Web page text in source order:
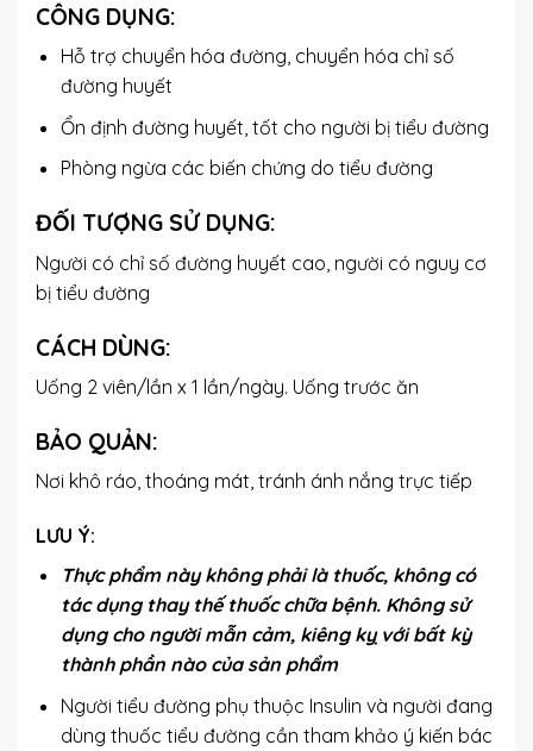
CÔNG DỤNG:
Hỗ trợ chuyển hóa đường, chuyển hóa chỉ số
đường huyết
Ổn định đường huyết, tốt cho người bị tiểu đường
Phòng ngừa các biến chứng do tiểu đường
ĐỐI TƯỢNG SỬ DỤNG:
Người có chỉ số đường huyết cao, người có nguy cơ
bị tiểu đường
CÁCH DÙNG:
Uống 2 viên/lần x 1 lần/ngày. Uống trước ăn
BẢO QUẢN:
Nơi khô ráo, thoáng mát, tránh ánh nắng trực tiếp
LƯU Ý:
Thực phẩm này không phải là thuốc, không có
tác dụng thay thế thuốc chữa bệnh. Không sử
dụng cho người mẫn cảm, kiêng kỵ với bất kỳ
thành phần nào của sản phẩm
Người tiểu đường phụ thuộc Insulin và người đang
dùng thuốc tiểu đường cần tham khảo ý kiến bác